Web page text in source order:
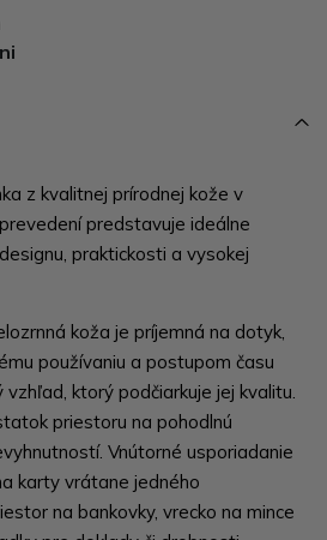
z kvalitnej prírodnej kože v
predstavuje ideálne
praktickosti a vysokej
koža je príjemná na dotyk,
používaniu a postupom času
ktorý podčiarkuje jej kvalitu.
priestoru na pohodlnú
Vnútorné usporiadanie
karty vrátane jedného
na bankovky, vrecko na mince